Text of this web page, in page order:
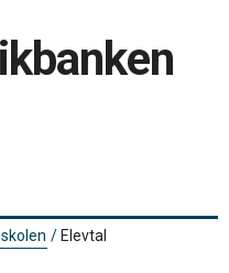
/ Elevtal